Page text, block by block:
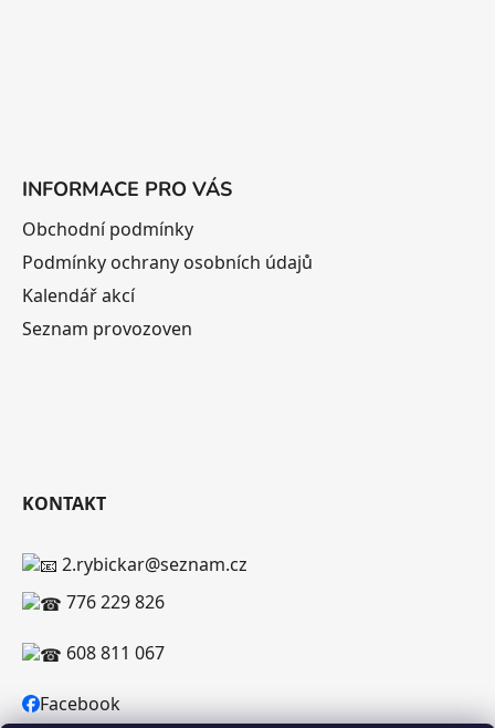
INFORMACE PRO VÁS
Obchodní podmínky
Podmínky ochrany osobních údajů
Kalendář akcí
Seznam provozoven
KONTAKT
2.rybickar@seznam.cz
776 229 826
608 811 067
Facebook